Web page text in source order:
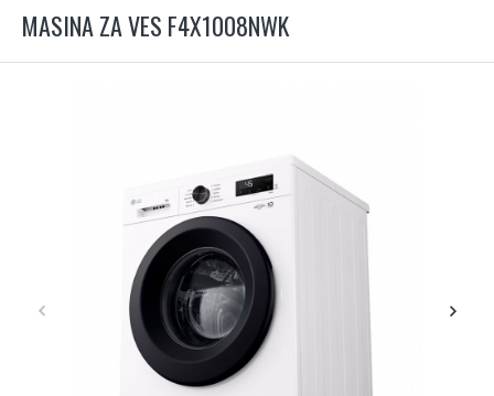
MASINA ZA VES F4X1008NWK